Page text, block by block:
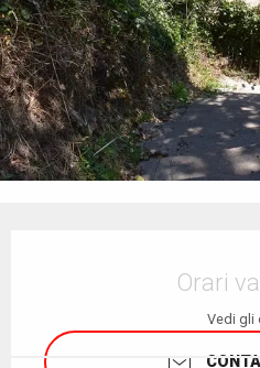
Orari
Vedi gli